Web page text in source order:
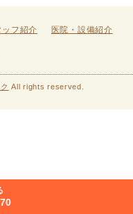
ッフ紹介 医院・設備紹介
All rights reserved.